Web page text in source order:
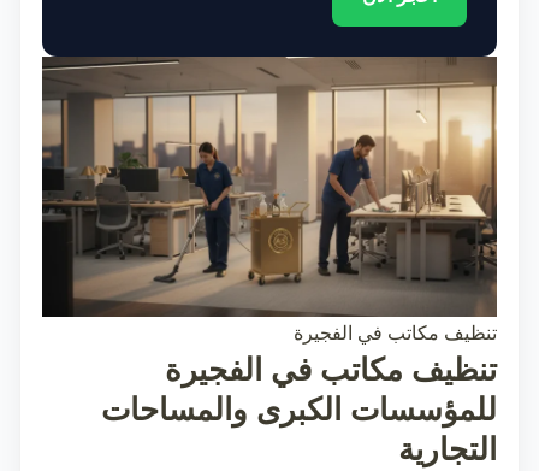
تنظيف مكاتب في الفجيرة
تنظيف مكاتب في الفجيرة
للمؤسسات الكبرى والمساحات
التجارية